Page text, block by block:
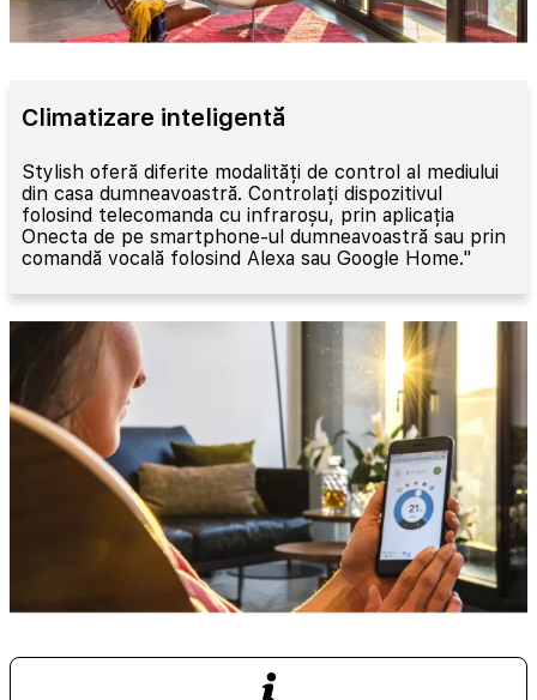
Climatizare inteligentă
Stylish oferă diferite modalități de control al mediului
din casa dumneavoastră. Controlați dispozitivul
folosind telecomanda cu infraroșu, prin aplicația
Onecta de pe smartphone-ul dumneavoastră sau prin
comandă vocală folosind Alexa sau Google Home."